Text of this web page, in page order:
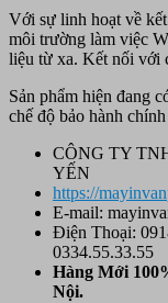
Với sự linh hoạt về
môi trường làm việc
liệu từ xa. Kết nối với
Sản phẩm hiện đang
chế độ bảo hành
CÔNG TY
YẾN
https://
E-mail:
Điện Thoại:
0334.55.33.55
Hàng Mới
Nội.